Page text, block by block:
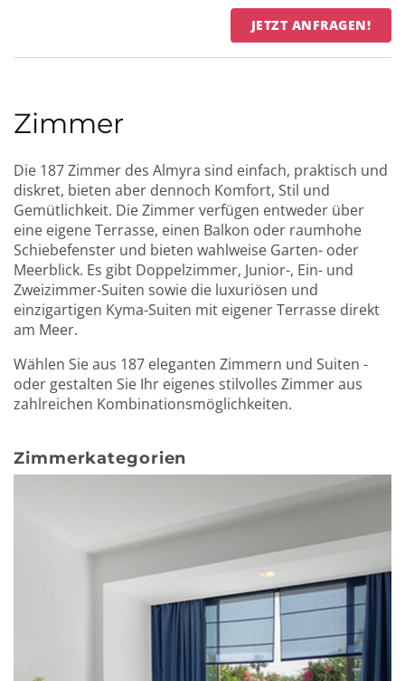
JETZT ANFRAGEN!
Zimmer
Die 187 Zimmer des Almyra sind einfach, praktisch und
diskret, bieten aber dennoch Komfort, Stil und
Gemütlichkeit. Die Zimmer verfügen entweder über
eine eigene Terrasse, einen Balkon oder raumhohe
Schiebefenster und bieten wahlweise Garten- oder
Meerblick. Es gibt Doppelzimmer, Junior-, Ein- und
Zweizimmer-Suiten sowie die luxuriösen und
einzigartigen Kyma-Suiten mit eigener Terrasse direkt
am Meer.
Wählen Sie aus 187 eleganten Zimmern und Suiten -
oder gestalten Sie Ihr eigenes stilvolles Zimmer aus
zahlreichen Kombinationsmöglichkeiten.
Zimmerkategorien